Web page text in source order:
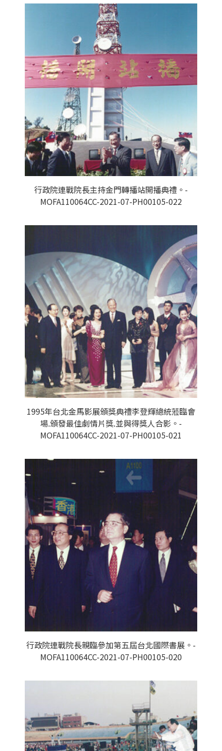
行政院連戰院長主持金門轉播站開播典禮。-
MOFA110064CC-2021-07-PH00105-022
1995年台北金馬影展頒獎典禮李登輝總統蒞臨會
場.頒發最佳劇情片獎.並與得獎人合影。-
MOFA110064CC-2021-07-PH00105-021
行政院連戰院長親臨參加第五屆台北國際書展。-
MOFA110064CC-2021-07-PH00105-020